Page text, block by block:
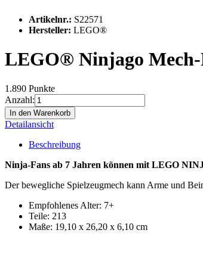
Artikelnr.: S22571
Hersteller: LEGO®
LEGO® Ninjago
1.890 Punkte
Anzahl:
In den Warenkorb
Detailansicht
Beschreibung
Ninja-Fans ab 7 Jahren können mit LEGO
Der bewegliche Spielzeugmech kann Arme und
Empfohlenes Alter: 7+
Teile: 213
Maße: 19,10 x 26,20 x 6,10 cm